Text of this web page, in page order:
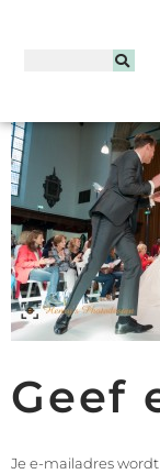
Geef
Je e-mailadres